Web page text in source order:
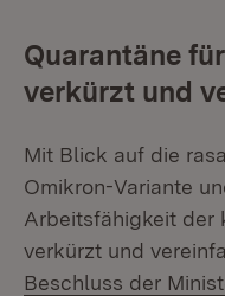
Quarantäne
verkürzt und
Mit Blick auf die
Omikron-Variante
Arbeitsfähigkeit der
verkürzt und
Beschluss der